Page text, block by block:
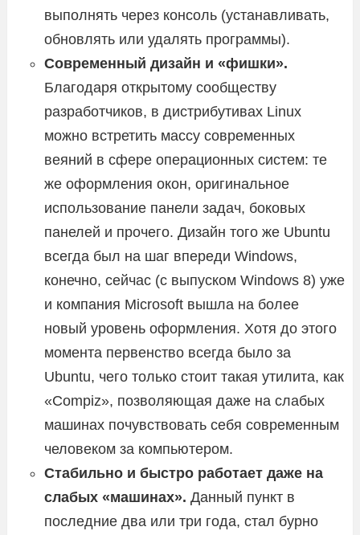
выполнять через консоль (устанавливать,
обновлять или удалять программы).
Современный дизайн и «фишки».
Благодаря открытому сообществу
разработчиков, в дистрибутивах Linux
можно встретить массу современных
веяний в сфере операционных систем: те
же оформления окон, оригинальное
использование панели задач, боковых
панелей и прочего. Дизайн того же Ubuntu
всегда был на шаг впереди Windows,
конечно, сейчас (с выпуском Windows 8) уже
и компания Microsoft вышла на более
новый уровень оформления. Хотя до этого
момента первенство всегда было за
Ubuntu, чего только стоит такая утилита, как
«Compiz», позволяющая даже на слабых
машинах почувствовать себя современным
человеком за компьютером.
Стабильно и быстро работает даже на
слабых «машинах». Данный пункт в
последние два или три года, стал бурно